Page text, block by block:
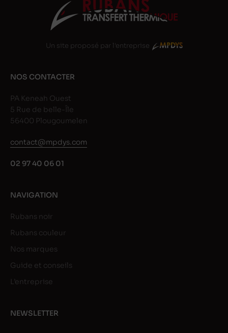
Un site proposé par l'entreprise
NOS CONTACTER
PA Keneah Ouest
5 Rue de belle-Île
56400 Plougoumelen
contact@mpdys.com
02 97 40 06 01
NAVIGATION
Rubans noir
Rubans couleur
Nos marques
Guide et conseils
L’entreprise
NEWSLETTER